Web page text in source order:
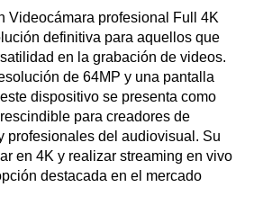
Videocámara profesional Full 4K
definitiva para aquellos que
en la grabación de videos.
de 64MP y una pantalla
dispositivo se presenta como
para creadores de
profesionales del audiovisual. Su
en 4K y realizar streaming en vivo
destacada en el mercado